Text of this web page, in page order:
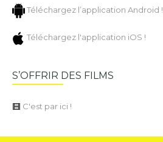
Téléchargez l’application Android !
Téléchargez l'application iOS !
S’OFFRIR DES FILMS
C'est par ici !